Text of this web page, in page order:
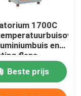
1700C
en
flens
Beste prijs